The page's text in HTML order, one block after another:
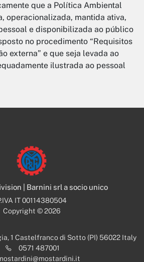
que a Política Ambiental
operacionalizada, mantida ativa,
e disponibilizada ao público
no procedimento “Requisitos
externa” e que seja levada ao
ilustrada ao pessoal
| Barnini srl a socio unico
IT 00114380504
Copyright © 2026
1 Castelfranco di Sotto (PI) 56022 Italy
0571 487001